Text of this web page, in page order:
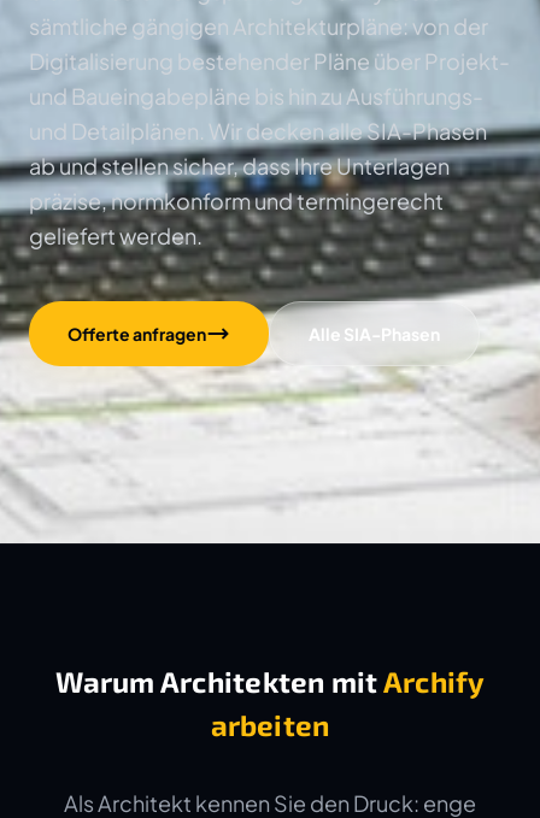
sämtliche gängigen Architekturpläne: von der
Digitalisierung bestehender Pläne über Projekt-
und Baueingabepläne bis hin zu Ausführungs-
und Detailplänen. Wir decken alle SIA-Phasen
ab und stellen sicher, dass Ihre Unterlagen
präzise, normkonform und termingerecht
geliefert werden.
Offerte anfragen Alle SIA-Phasen
Warum Architekten mitArchify
arbeiten
Als Architekt kennen Sie den Druck: enge